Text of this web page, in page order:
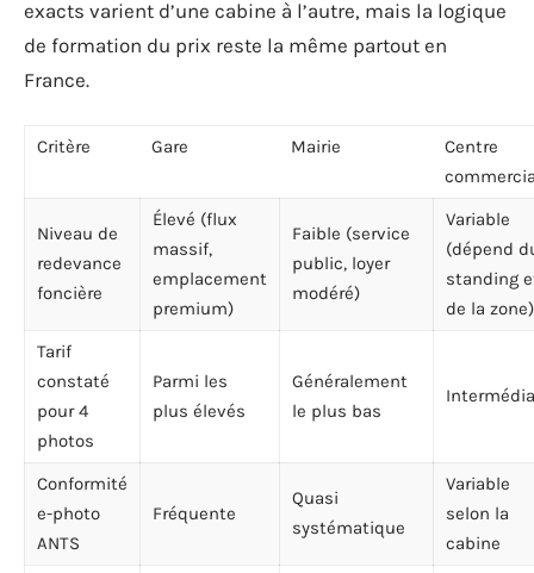
exacts varient d’une cabine à l’autre, mais la logique
de formation du prix reste la même partout en
France.
Critère Gare Mairie
Centre
Niveau de
redevance
foncière
Élevé (flux
massif,
emplacement
premium)
Faible (service
public, loyer
modéré)
Variable
(dépend
standing
de la zone)
Tarif
constaté
pour 4
photos
Parmi les
plus élevés
Généralement
le plus bas
Conformité
e-photo
ANTS
Fréquente
Quasi
systématique
Variable
selon la
cabine